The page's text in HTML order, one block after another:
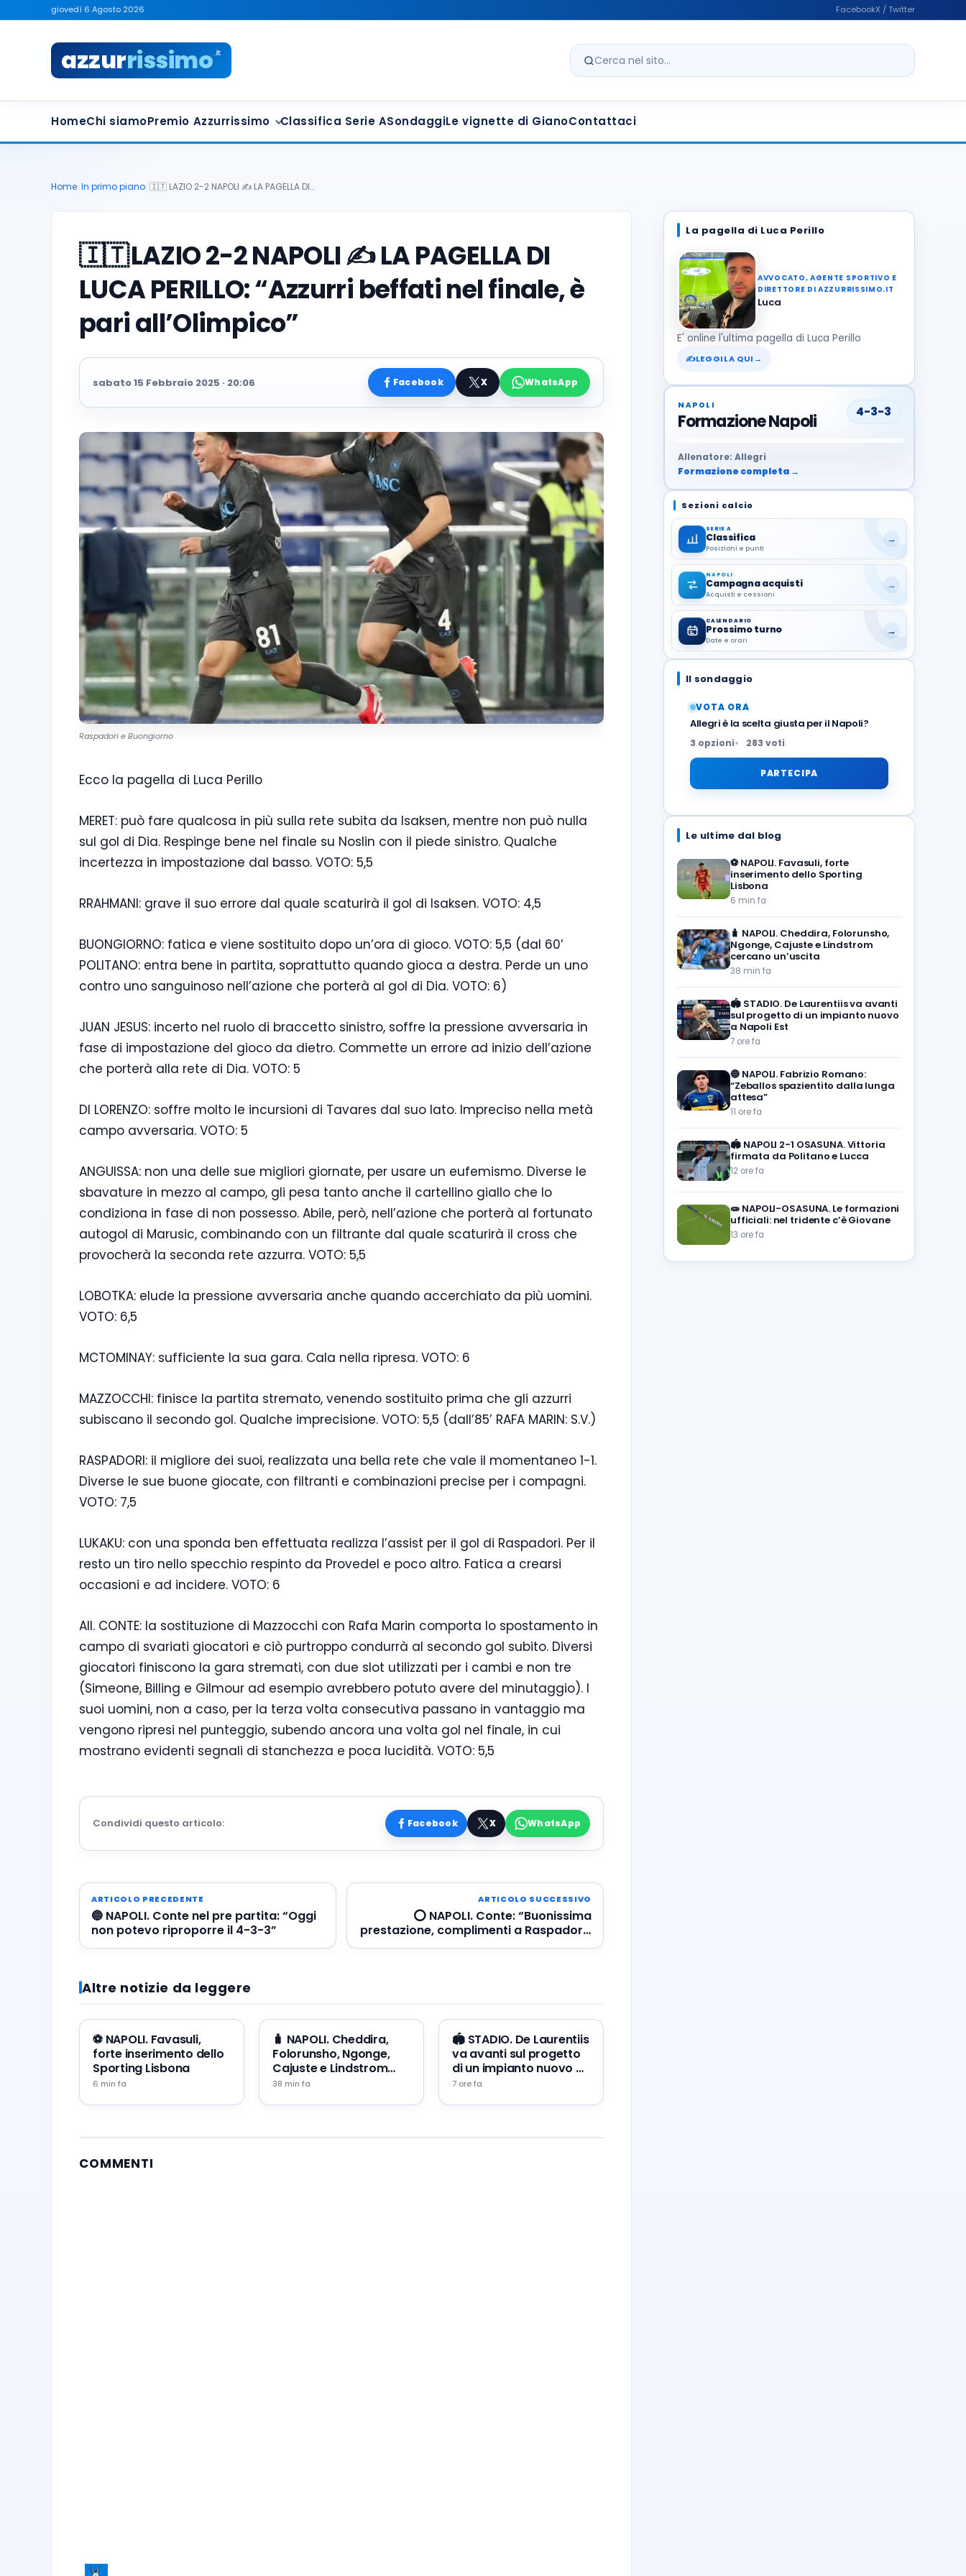
giovedì 6 Agosto 2026 FacebookX / Twitter
azzurrissimo.it
Cerca nel sito
HomeChi siamoPremio Azzurrissimo Classifica Serie ASondaggiLe vignette di GianoContattaci
Home In primo piano 🇮🇹 LAZIO 2-2 NAPOLI ✍️ LA PAGELLA DI…
🇮🇹LAZIO 2-2 NAPOLI ✍️ LA PAGELLA DI
LUCA PERILLO: “Azzurri beffati nel finale, è
pari all’Olimpico”
sabato 15 Febbraio 2025 · 20:06 Facebook X WhatsApp
Raspadori e Buongiorno
Ecco la pagella di Luca Perillo
MERET: può fare qualcosa in più sulla rete subita da Isaksen, mentre non può nulla
sul gol di Dia. Respinge bene nel finale su Noslin con il piede sinistro. Qualche
incertezza in impostazione dal basso. VOTO: 5,5
RRAHMANI: grave il suo errore dal quale scaturirà il gol di Isaksen. VOTO: 4,5
BUONGIORNO: fatica e viene sostituito dopo un’ora di gioco. VOTO: 5,5 (dal 60’
POLITANO: entra bene in partita, soprattutto quando gioca a destra. Perde un uno
contro uno sanguinoso nell’azione che porterà al gol di Dia. VOTO: 6)
JUAN JESUS: incerto nel ruolo di braccetto sinistro, soffre la pressione avversaria in
fase di impostazione del gioco da dietro. Commette un errore ad inizio dell’azione
che porterà alla rete di Dia. VOTO: 5
DI LORENZO: soffre molto le incursioni di Tavares dal suo lato. Impreciso nella metà
campo avversaria. VOTO: 5
ANGUISSA: non una delle sue migliori giornate, per usare un eufemismo. Diverse le
sbavature in mezzo al campo, gli pesa tanto anche il cartellino giallo che lo
condiziona in fase di non possesso. Abile, però, nell’azione che porterà al fortunato
autogol di Marusic, combinando con un filtrante dal quale scaturirà il cross che
provocherà la seconda rete azzurra. VOTO: 5,5
LOBOTKA: elude la pressione avversaria anche quando accerchiato da più uomini.
VOTO: 6,5
MCTOMINAY: sufficiente la sua gara. Cala nella ripresa. VOTO: 6
MAZZOCCHI: finisce la partita stremato, venendo sostituito prima che gli azzurri
subiscano il secondo gol. Qualche imprecisione. VOTO: 5,5 (dall’85’ RAFA MARIN: S.V.)
RASPADORI: il migliore dei suoi, realizzata una bella rete che vale il momentaneo 1-1.
Diverse le sue buone giocate, con filtranti e combinazioni precise per i compagni.
VOTO: 7,5
LUKAKU: con una sponda ben effettuata realizza l’assist per il gol di Raspadori. Per il
resto un tiro nello specchio respinto da Provedel e poco altro. Fatica a crearsi
occasioni e ad incidere. VOTO: 6
All. CONTE: la sostituzione di Mazzocchi con Rafa Marin comporta lo spostamento in
campo di svariati giocatori e ciò purtroppo condurrà al secondo gol subito. Diversi
giocatori finiscono la gara stremati, con due slot utilizzati per i cambi e non tre
(Simeone, Billing e Gilmour ad esempio avrebbero potuto avere del minutaggio). I
suoi uomini, non a caso, per la terza volta consecutiva passano in vantaggio ma
vengono ripresi nel punteggio, subendo ancora una volta gol nel finale, in cui
mostrano evidenti segnali di stanchezza e poca lucidità. VOTO: 5,5
Condividi questo articolo: Facebook X WhatsApp
ARTICOLO PRECEDENTE
🔵 NAPOLI. Conte nel pre partita: “Oggi
non potevo riproporre il 4-3-3”
ARTICOLO SUCCESSIVO
⭕️ NAPOLI. Conte: “Buonissima
prestazione, complimenti a Raspadori”
📺 VIDEO
Altre notizie da leggere
⚽️ NAPOLI. Favasuli,
forte inserimento dello
Sporting Lisbona
6 min fa
🧳 NAPOLI. Cheddira,
Folorunsho, Ngonge,
Cajuste e Lindstrom
cercano un’uscita
38 min fa
🏟️ STADIO. De Laurentiis
va avanti sul progetto
di un impianto nuovo a
Napoli Est
7 ore fa
COMMENTI
La pagella di Luca Perillo
AVVOCATO, AGENTE SPORTIVO E
DIRETTORE DI AZZURRISSIMO.IT
Luca
E' online l'ultima pagella di Luca Perillo
✍LEGGILA QUI →
NAPOLI
Formazione Napoli 4-3-3
Allenatore: Allegri
Formazione completa →
Sezioni calcio
SERIE A
Classifica
Posizioni e punti
→
NAPOLI
Campagna acquisti
Acquisti e cessioni
→
CALENDARIO
Prossimo turno
Date e orari
→
Il sondaggio
VOTA ORA
Allegri è la scelta giusta per il Napoli?
3 opzioni 283 voti
PARTECIPA
Le ultime dal blog
⚽️ NAPOLI. Favasuli, forte
inserimento dello Sporting
Lisbona
6 min fa
🧳 NAPOLI. Cheddira, Folorunsho,
Ngonge, Cajuste e Lindstrom
cercano un’uscita
38 min fa
🏟️ STADIO. De Laurentiis va avanti
sul progetto di un impianto nuovo
a Napoli Est
7 ore fa
🔵 NAPOLI. Fabrizio Romano:
“Zeballos spazientito dalla lunga
attesa”
11 ore fa
🏟️ NAPOLI 2-1 OSASUNA. Vittoria
firmata da Politano e Lucca
12 ore fa
🧫 NAPOLI-OSASUNA. Le formazioni
ufficiali: nel tridente c’è Giovane
13 ore fa